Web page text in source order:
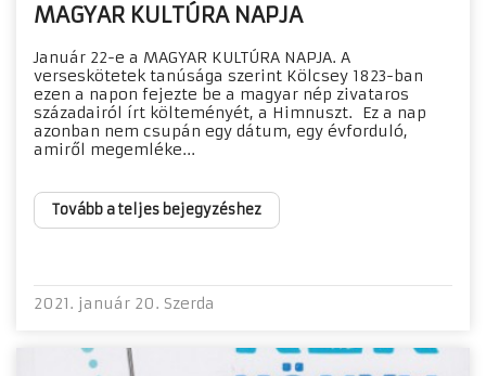
MAGYAR KULTÚRA NAPJA
Január 22-e a MAGYAR KULTÚRA NAPJA. A
verseskötetek tanúsága szerint Kölcsey 1823-ban
ezen a napon fejezte be a magyar nép zivataros
századairól írt költeményét, a Himnuszt. Ez a nap
azonban nem csupán egy dátum, egy évforduló,
amiről megemléke...
Tovább a teljes bejegyzéshez
2021. január 20. Szerda